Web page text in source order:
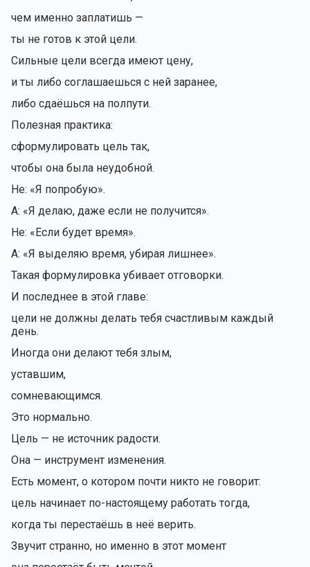
чем именно заплатишь —
ты не готов к этой цели.
Сильные цели всегда имеют цену,
и ты либо соглашаешься с ней заранее,
либо сдаёшься на полпути.
Полезная практика:
сформулировать цель так,
чтобы она была неудобной.
Не: «Я попробую».
А: «Я делаю, даже если не получится».
Не: «Если будет время».
А: «Я выделяю время, убирая лишнее».
Такая формулировка убивает отговорки.
И последнее в этой главе:
цели не должны делать тебя счастливым каждый
день.
Иногда они делают тебя злым,
уставшим,
сомневающимся.
Это нормально.
Цель — не источник радости.
Она — инструмент изменения.
Есть момент, о котором почти никто не говорит:
цель начинает по-настоящему работать тогда,
когда ты перестаёшь в неё верить.
Звучит странно, но именно в этот момент